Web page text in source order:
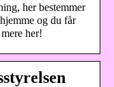
her bestemmer
og du får
her!